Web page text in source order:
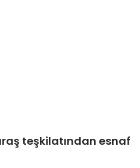
teşkilatından esnaf